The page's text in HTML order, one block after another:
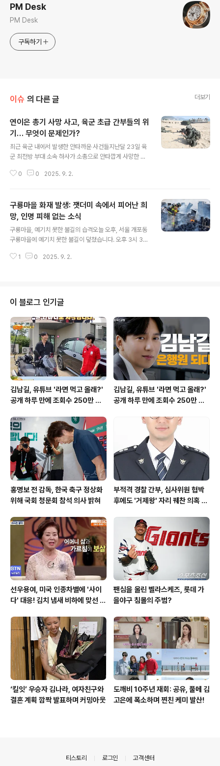
PM Desk
PM Desk
구독하기
이슈 의 다른 글 더보기
연이은 총기 사망 사고, 육군 초급 간부들의 위
기… 무엇이 문제인가?
최근 육군 내에서 발생한 안타까운 사건들지난달 23일 육
군 최전방 부대 소속 하사가 소총으로 안타깝게 사망한 데
근에서 총상을 입은 채 숨진 채 발견되는 등 전후방 육군부
의 전말육군 대위가 이날 대구 시민이 많이 찾는 도심 유원
지인 수성못 인근 상화동산에서 사복 차림으로 총상을 입
은 채 발견돼 군 당국과 경찰이 조사에 나섰다. 군 당국은
“범죄 혐의점은 없는 것으로 보고 있다”고 밝혔다. 사건의
심각성을 드러내는 유용원 의원의 지적유용원 국민의힘 의
원은 이날 국회 국방위원회 질의에서 “사망한 대위는 3사
0 0 2025. 9. 2.
구룡마을 화재 발생: 잿더미 속에서 피어난 희
망, 인명 피해 없는 소식
구룡마을, 예기치 못한 불길의 습격오늘 오후, 서울 개포동
구룡마을에 예기치 못한 불길이 덮쳤습니다. 오후 3시 30
은 컸습니다. 화재로 인해 마을 내 6개 동이 소실되었고, 4
만, 동시에 서로를 돕는 따뜻한 마음을 확인하는 계기가 되
었습니다. 소방 당국의 신속한 대처와 주민들의 침착한 대
응이 더 큰 피해를 막을 수 있었던 주요 요인으로 분석됩니
다. 사고 현장에서는 소방관들의 헌신적인 노력과 함께, 이
웃 간의 끈끈한 연대 의식이 빛을 발했습니다. 긴급 출동, 1
단계 ..
1 0 2025. 9. 2.
이 블로그 인기글
김남길, 유튜브 '라면 먹고 올래?'
공개 하루 만에 조회수 250만 돌
김남길, 유튜브 '라면 먹고 올래?'
공개 하루 만에 조회수 250만 돌
홍명보 전 감독, 한국 축구 정상화
위해 국회 청문회 참석 의사 밝혀
부적격 경찰 간부, 심사위원 협박
후에도 '거제왕' 자리 꿰찬 의혹 진
선우용여, 미국 인종차별에 '사이
다' 대응! 김치 냄새 비하에 맞선 통
팬심을 울린 벨라스케즈, 롯데 가
을야구 침몰의 주범?
‘킬잇’ 우승자 김나라, 여자친구와
결혼 계획 깜짝 발표하며 커밍아웃
도깨비 10주년 재회: 공유, 풀메 김
고은에 폭소하며 찐친 케미 발산!
티스토리 로그인 고객센터